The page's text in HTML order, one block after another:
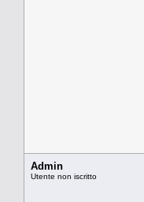
Admin
Utente non iscritto